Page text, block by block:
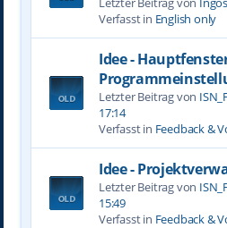
Verfasst in English only
Idee -
Letzter Beitrag von
17:14
Verfasst in Feedback &
Idee -
Letzter Beitrag von
15:49
Verfasst in Feedback &